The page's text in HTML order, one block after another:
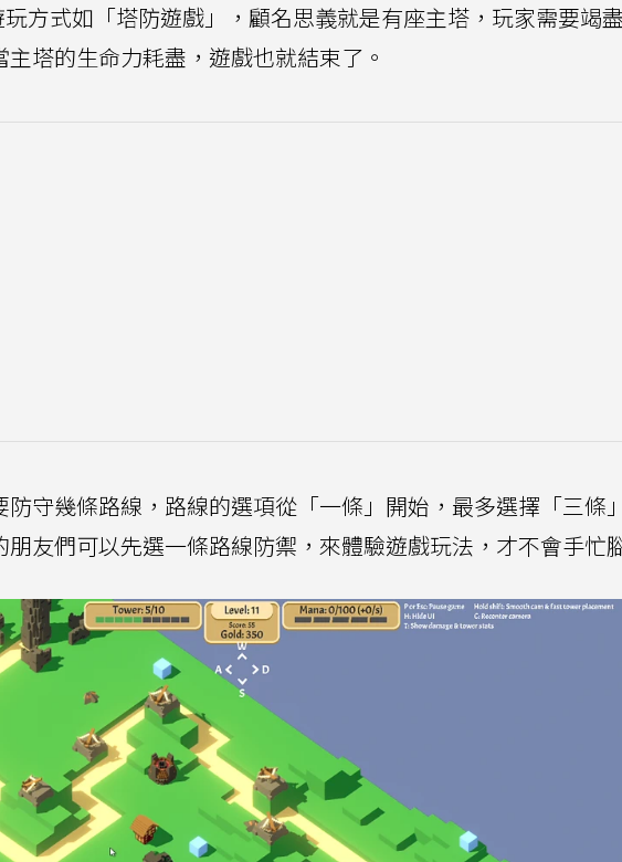
玩方式如「塔防遊戲」，顧名思義就是有座主塔，玩家需要竭
塔的生命力耗盡，遊戲也就結束了。
守幾條路線，路線的選項從「一條」開始，最多選擇「三條
朋友們可以先選一條路線防禦，來體驗遊戲玩法，才不會手忙